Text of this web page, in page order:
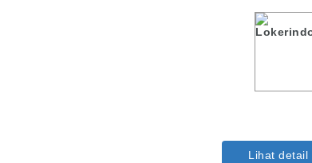
Lihat detail